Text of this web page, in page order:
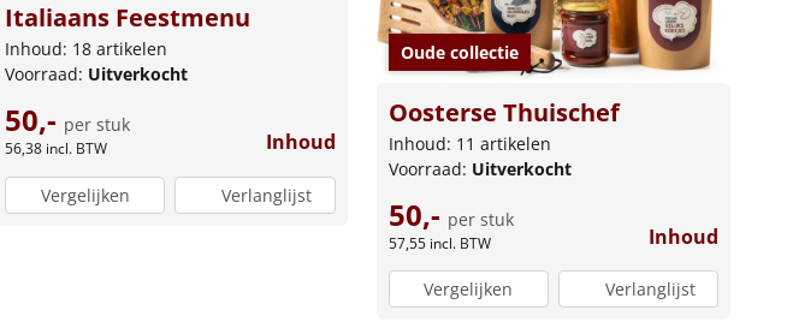
Italiaans Feestmenu
Inhoud: 18 artikelen
Voorraad: Uitverkocht
50,- per stuk
56,38 incl. BTW Inhoud
Vergelijken Verlanglijst
Oude collectie
Oosterse Thuischef
Inhoud: 11 artikelen
Voorraad: Uitverkocht
50,- per stuk
57,55 incl. BTW Inhoud
Vergelijken Verlanglijst